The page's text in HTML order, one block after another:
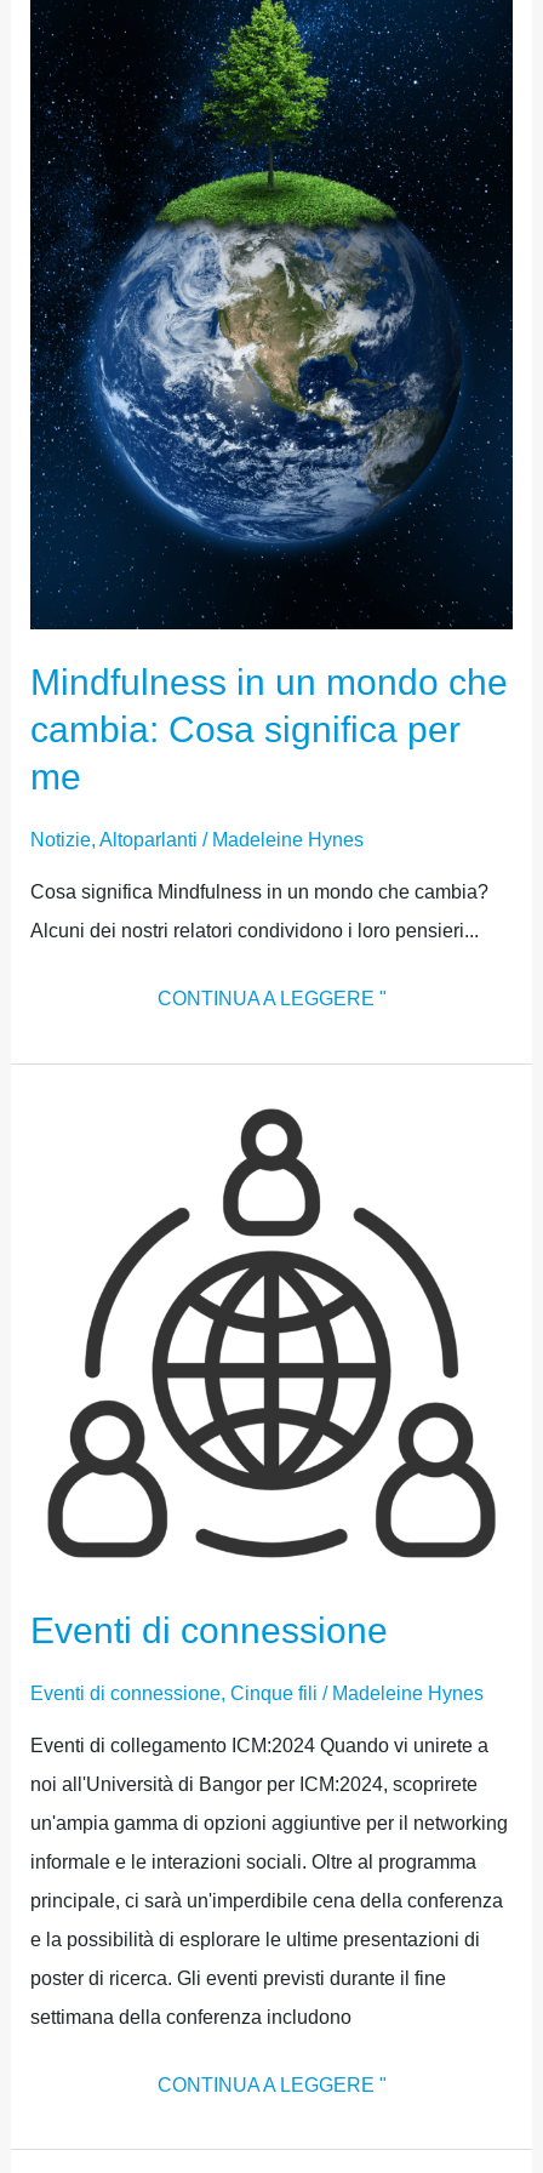
Mindfulness in un mondo che
cambia: Cosa significa per
me
Notizie, Altoparlanti / Madeleine Hynes
Cosa significa Mindfulness in un mondo che cambia?
Alcuni dei nostri relatori condividono i loro pensieri...
MONDO
CHE
CAMBIA:
COSA
SIGNIFICA
PER
ME
CONTINUA A LEGGERE "
Eventi di connessione
Eventi di connessione, Cinque fili / Madeleine Hynes
Eventi di collegamento ICM:2024 Quando vi unirete a
noi all'Università di Bangor per ICM:2024, scoprirete
un'ampia gamma di opzioni aggiuntive per il networking
informale e le interazioni sociali. Oltre al programma
principale, ci sarà un'imperdibile cena della conferenza
e la possibilità di esplorare le ultime presentazioni di
poster di ricerca. Gli eventi previsti durante il fine
settimana della conferenza includono
CONNESSIONE
CONTINUA A LEGGERE "